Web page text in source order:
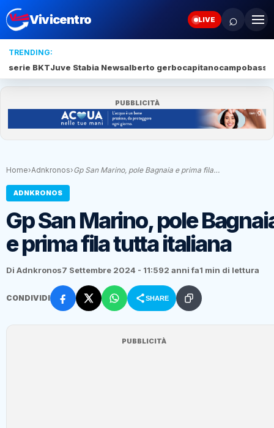
Vivicentro LIVE ⌕
TRENDING:
serie BKTJuve Stabia Newsalberto gerbocapitanocampobasso
PUBBLICITÀ
Home›Adnkronos›Gp San Marino, pole Bagnaia e prima fila…
ADNKRONOS
Gp San Marino, pole
e prima fila tutta italiana
Di Adnkronos7 Settembre 2024 - 11:592 anni fa1 min di lettura
CONDIVIDI SHARE
PUBBLICITÀ